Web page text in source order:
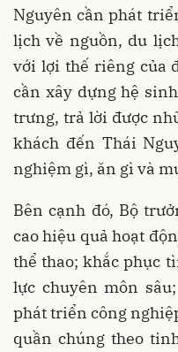
Nguyên cần phát
lịch về nguồn, du
với lợi thế riêng của
cần xây dựng hệ
trưng, trả lời được
khách đến Thái
nghiệm gì, ăn gì và
Bên cạnh đó, Bộ
cao hiệu quả hoạt
thể thao; khắc phục
lực chuyên môn
phát triển công
quần chúng theo